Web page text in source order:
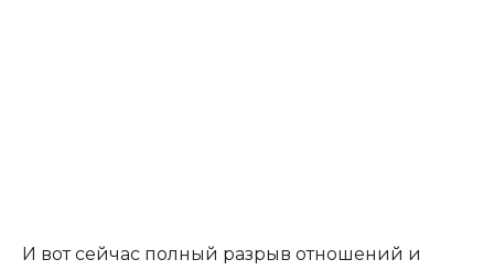
И вот сейчас полный разрыв отношений и